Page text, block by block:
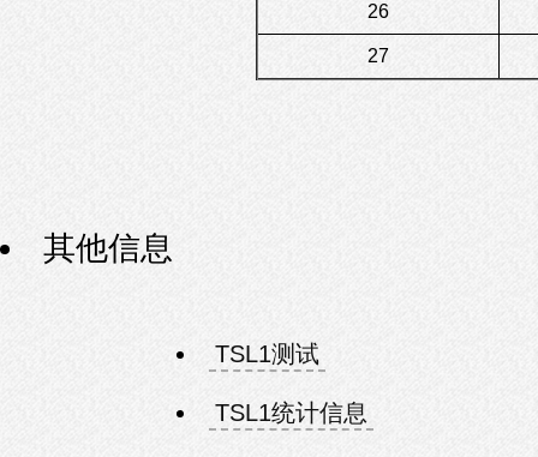
26
27
其他信息
TSL1测试
TSL1统计信息